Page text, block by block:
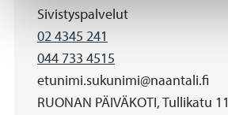
Organisaatio
Sivistyspalvelut
Puhelinnumero
02 4345 241
Matkapuhelinnumero
044 733 4515
Sähköposti
etunimi.sukunimi@naantali.fi
Address
RUONAN PÄIVÄKOTI, Tullikatu 11